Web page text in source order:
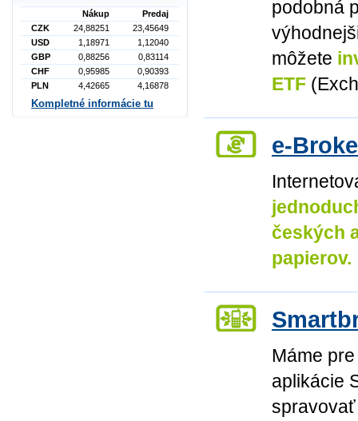
podobná
môžete
ETF
e-
českých
papierov.
Máme
aplikácie
Nákup
Predaj
CZK
24,88251
23,45649
USD
1,18971
1,12040
GBP
0,88256
0,83114
CHF
0,95985
0,90393
PLN
4,42665 4,16878
Kompletné informácie tu